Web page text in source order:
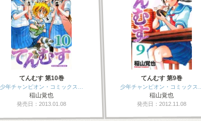
てんむす 第10巻
少年チャンピオン・コミックス…
稲山覚也
発売日：2013.01.08
てんむす 第9巻
少年チャンピオン・コミックス…
稲山覚也
発売日：2012.11.08